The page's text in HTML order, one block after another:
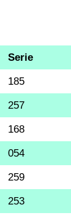
Serie
185
257
168
054
259
253